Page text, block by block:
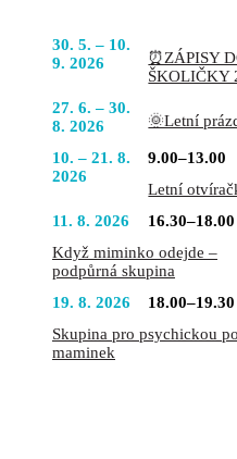
30. 5. – 10.
9. 2026
⏰ZÁPISY
ŠKOLIČKY
27. 6. – 30.
8. 2026
🌞Letní
10. – 21. 8.
2026
9.00–13.00
Letní
11. 8. 2026
16.30–18.00
Když miminko odejde –
podpůrná skupina
19. 8. 2026
18.00–19.30
Skupina pro psychickou
maminek